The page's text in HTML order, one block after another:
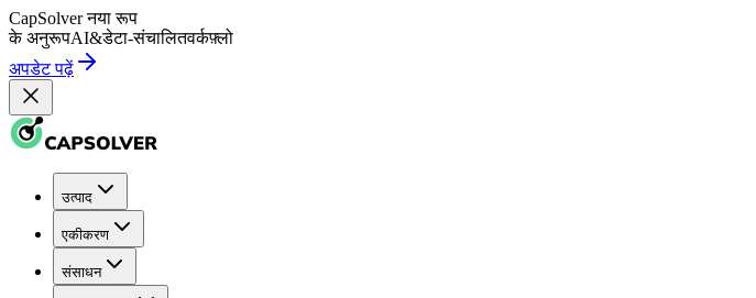
CapSolver नया रूप
के अनुरूपAI&डेटा-संचालितवर्कफ़्लो
अपडेट पढ़ें
उत्पाद
एकीकरण
संसाधन